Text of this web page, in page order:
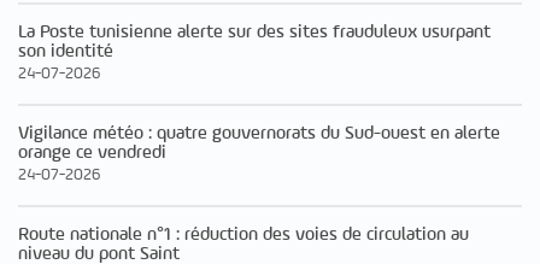
La Poste tunisienne alerte sur des sites frauduleux usurpant
son identité
24-07-2026
Vigilance météo : quatre gouvernorats du Sud-ouest en alerte
orange ce vendredi
24-07-2026
Route nationale n°1 : réduction des voies de circulation au
niveau du pont Saint